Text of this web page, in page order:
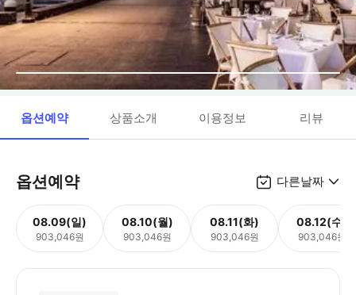
옵션예약 상품소개 이용정보 리뷰
옵션예약 다른날짜
08.09(일)
903,046원
08.10(월)
903,046원
08.11(화)
903,046원
08.12(수)
903,046원